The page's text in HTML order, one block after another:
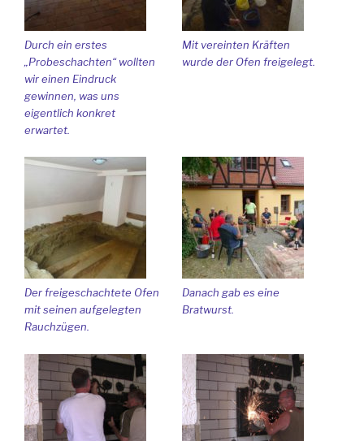
Durch ein erstes
„Probeschachten“ wollten
wir einen Eindruck
gewinnen, was uns
eigentlich konkret
erwartet.
Mit vereinten Kräften
wurde der Ofen freigelegt.
Der freigeschachtete Ofen
mit seinen aufgelegten
Rauchzügen.
Danach gab es eine
Bratwurst.